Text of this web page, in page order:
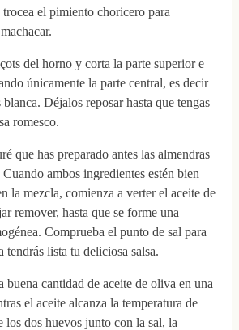
el pimiento choricero para
del horno y corta la parte superior e
únicamente la parte central, es decir
blanca. Déjalos reposar hasta que tengas
romesco.
que has preparado antes las almendras
ambos ingredientes estén bien
la mezcla, comienza a verter el aceite de
remover, hasta que se forme una
Comprueba el punto de sal para
tendrás lista tu deliciosa salsa.
buena cantidad de aceite de oliva en una
el aceite alcanza la temperatura de
los dos huevos junto con la sal, la